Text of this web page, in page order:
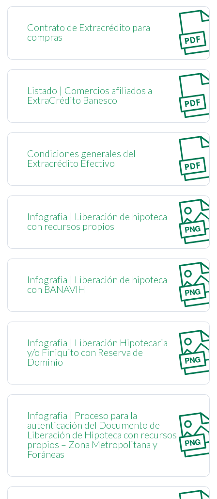
Contrato de Extracrédito para
compras
Listado | Comercios afiliados a
ExtraCrédito Banesco
Condiciones generales del
Extracrédito Efectivo
Infografia | Liberación de hipoteca
con recursos propios
Infografia | Liberación de hipoteca
con BANAVIH
Infografia | Liberación Hipotecaria
y/o Finiquito con Reserva de
Dominio
Infografia | Proceso para la
autenticación del Documento de
Liberación de Hipoteca con recursos
propios – Zona Metropolitana y
Foráneas